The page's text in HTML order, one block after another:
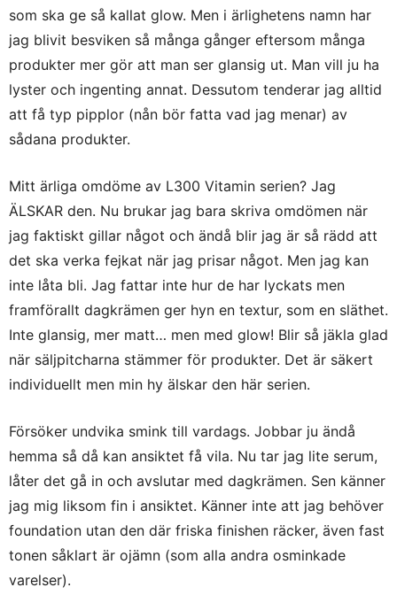
som ska ge så kallat glow. Men i ärlighetens namn har
jag blivit besviken så många gånger eftersom många
produkter mer gör att man ser glansig ut. Man vill ju ha
lyster och ingenting annat. Dessutom tenderar jag alltid
att få typ pipplor (nån bör fatta vad jag menar) av
sådana produkter.
Mitt ärliga omdöme av L300 Vitamin serien? Jag
ÄLSKAR den. Nu brukar jag bara skriva omdömen när
jag faktiskt gillar något och ändå blir jag är så rädd att
det ska verka fejkat när jag prisar något. Men jag kan
inte låta bli. Jag fattar inte hur de har lyckats men
framförallt dagkrämen ger hyn en textur, som en släthet.
Inte glansig, mer matt… men med glow! Blir så jäkla glad
när säljpitcharna stämmer för produkter. Det är säkert
individuellt men min hy älskar den här serien.
Försöker undvika smink till vardags. Jobbar ju ändå
hemma så då kan ansiktet få vila. Nu tar jag lite serum,
låter det gå in och avslutar med dagkrämen. Sen känner
jag mig liksom fin i ansiktet. Känner inte att jag behöver
foundation utan den där friska finishen räcker, även fast
tonen såklart är ojämn (som alla andra osminkade
varelser).